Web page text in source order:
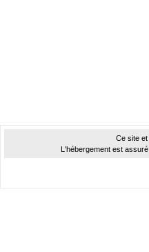
Ce site
L'hébergement est